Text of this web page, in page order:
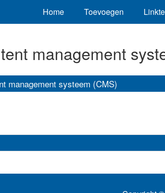
Home Toevoegen
management
management systeem (CMS)